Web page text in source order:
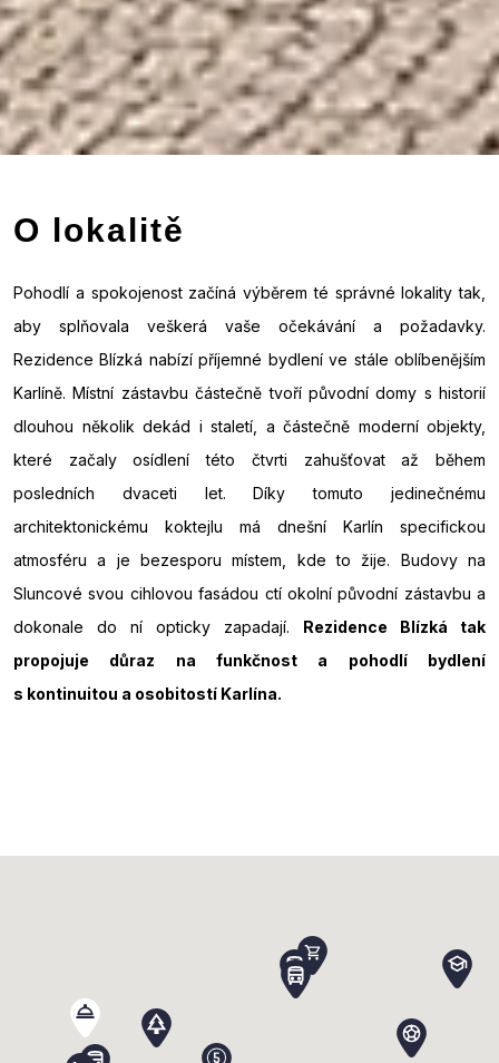
O lokalitě
Pohodlí a spokojenost začíná výběrem té správné lokality tak,
aby splňovala veškerá vaše očekávání a požadavky.
Rezidence Blízká nabízí příjemné bydlení ve stále oblíbenějším
Karlíně. Místní zástavbu částečně tvoří původní domy s historií
dlouhou několik dekád i staletí, a částečně moderní objekty,
které začaly osídlení této čtvrti zahušťovat až během
posledních dvaceti let. Díky tomuto jedinečnému
architektonickému koktejlu má dnešní Karlín specifickou
atmosféru a je bezesporu místem, kde to žije. Budovy na
Sluncové svou cihlovou fasádou ctí okolní původní zástavbu a
dokonale do ní opticky zapadají. Rezidence Blízká tak
propojuje důraz na funkčnost a pohodlí bydlení
s kontinuitou a osobitostí Karlína.